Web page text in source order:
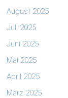
August 2025
Juli 2025
Juni 2025
Mai 2025
April 2025
März 2025